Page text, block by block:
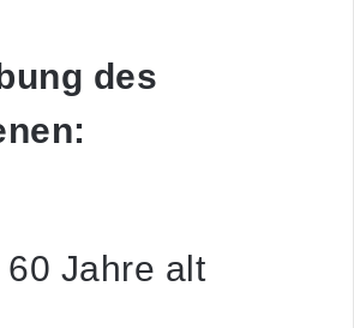
des
Jahre alt